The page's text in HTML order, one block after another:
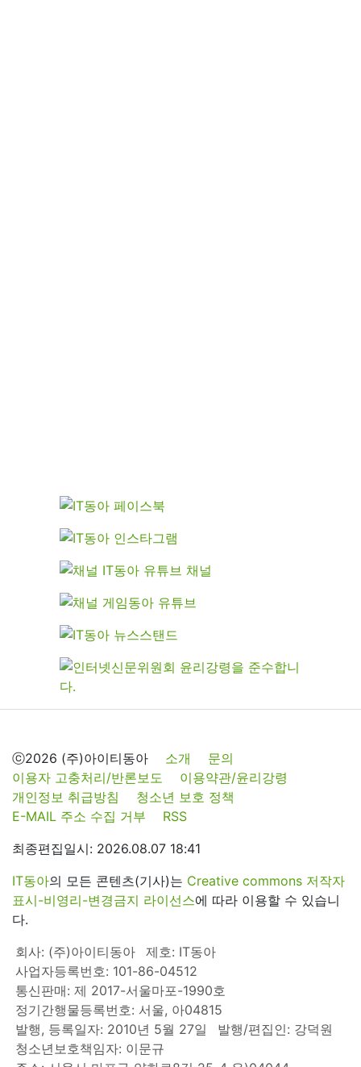
ⓒ2026 (주)아이티동아 소개
문의
이용자 고충처리/반론보도
이용약관/윤리강령
개인정보 취급방침
청소년 보호 정책
E-MAIL 주소 수집 거부
RSS
최종편집일시: 2026.08.07 18:41
IT동아의 모든 콘텐츠(기사)는 Creative commons 저작자
표시-비영리-변경금지 라이선스에 따라 이용할 수 있습니
다.
회사: (주)아이티동아
제호: IT동아
사업자등록번호: 101-86-04512
통신판매: 제 2017-서울마포-1990호
정기간행물등록번호: 서울, 아04815
발행, 등록일자: 2010년 5월 27일
발행/편집인: 강덕원
청소년보호책임자: 이문규